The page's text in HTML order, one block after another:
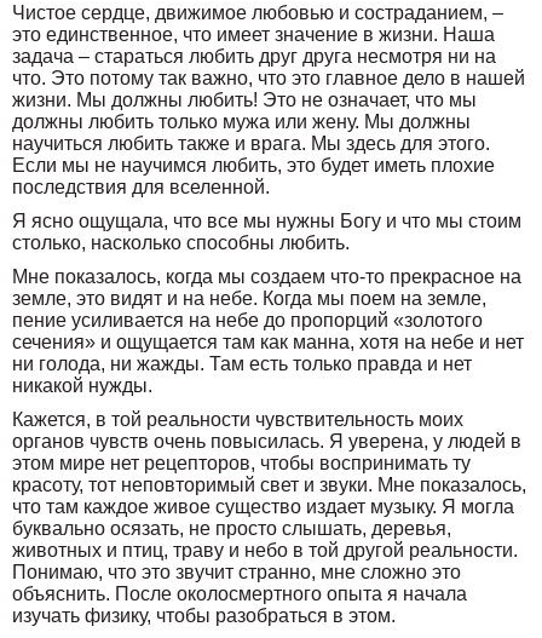
Чистое сердце, движимое любовью и состраданием, –
это единственное, что имеет значение в жизни. Наша
задача – стараться любить друг друга несмотря ни на
что. Это потому так важно, что это главное дело в нашей
жизни. Мы должны любить! Это не означает, что мы
должны любить только мужа или жену. Мы должны
научиться любить также и врага. Мы здесь для этого.
Если мы не научимся любить, это будет иметь плохие
последствия для вселенной.
Я ясно ощущала, что все мы нужны Богу и что мы стоим
столько, насколько способны любить.
Мне показалось, когда мы создаем что-то прекрасное на
земле, это видят и на небе. Когда мы поем на земле,
пение усиливается на небе до пропорций «золотого
сечения» и ощущается там как манна, хотя на небе и нет
ни голода, ни жажды. Там есть только правда и нет
никакой нужды.
Кажется, в той реальности чувствительность моих
органов чувств очень повысилась. Я уверена, у людей в
этом мире нет рецепторов, чтобы воспринимать ту
красоту, тот неповторимый свет и звуки. Мне показалось,
что там каждое живое существо издает музыку. Я могла
буквально осязать, не просто слышать, деревья,
животных и птиц, траву и небо в той другой реальности.
Понимаю, что это звучит странно, мне сложно это
объяснить. После околосмертного опыта я начала
изучать физику, чтобы разобраться в этом.